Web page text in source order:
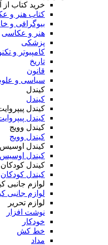
خرید کتاب از
کتاب هنر و
بیوگرافی و
هنر و عکاسی
پزشکی
کامپیوتر و
تاریخ
قانون
سیاسی و
کیندل
کیندل
کیندل
کیندل
کیندل وویج
کیندل وویج
کیندل اوسیس
کیندل اوسیس
کیندل کودکان
کیندل کودکان
لوازم جانبی
لوازم جانبی
لوازم تحریر
نوشت افزار
خودکار
خط کش
مداد